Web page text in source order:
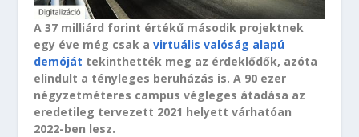
A 37 milliárd forint értékű második projektnek
egy éve még csak avirtuális valóság alapú
demóját tekinthették meg az érdeklődők, azóta
elindult a tényleges beruházás is. A 90 ezer
négyzetméteres campus végleges átadása az
eredetileg tervezett 2021 helyett várhatóan
2022-ben lesz.